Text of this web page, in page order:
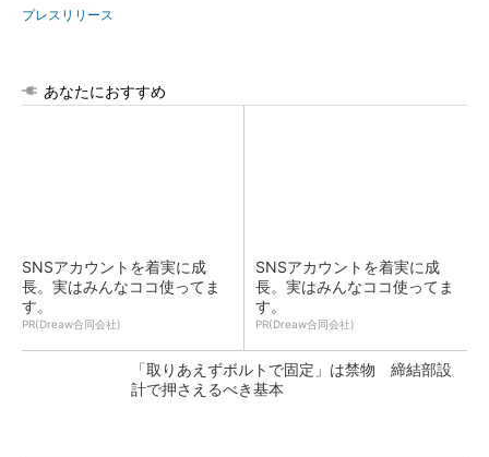
プレスリリース
あなたにおすすめ
SNSアカウントを着実に成
長。実はみんなココ使ってま
す。
PR(Dreaw合同会社)
SNSアカウントを着実に成
長。実はみんなココ使ってま
す。
PR(Dreaw合同会社)
「取りあえずボルトで固定」は禁物 締結部設
計で押さえるべき基本